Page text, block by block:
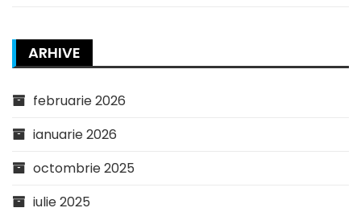
ARHIVE
februarie 2026
ianuarie 2026
octombrie 2025
iulie 2025